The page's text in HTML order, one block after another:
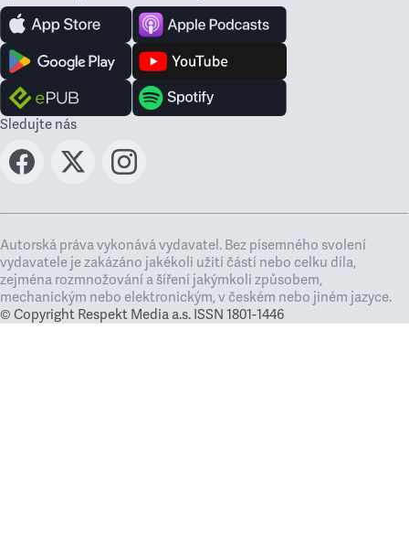
Sledujte nás
Autorská práva vykonává vydavatel. Bez písemného svolení
vydavatele je zakázáno jakékoli užití částí nebo celku díla,
zejména rozmnožování a šíření jakýmkoli způsobem,
mechanickým nebo elektronickým, v českém nebo jiném jazyce.
© Copyright Respekt Media a.s. ISSN 1801-1446